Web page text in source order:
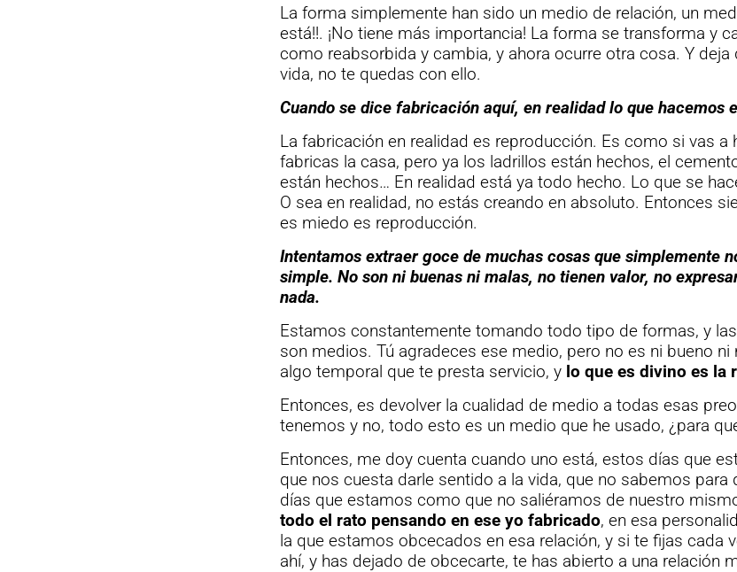
La forma simplemente han sido un medio de relación, un
está!!. ¡No tiene más importancia! La forma se transforma y
como reabsorbida y cambia, y ahora ocurre otra cosa. Y deja
vida, no te quedas con ello.
Cuando se dice fabricación aquí, en realidad lo que hacemos
La fabricación en realidad es reproducción. Es como si vas a
fabricas la casa, pero ya los ladrillos están hechos, el
están hechos… En realidad está ya todo hecho. Lo que se
O sea en realidad, no estás creando en absoluto. Entonces
es miedo es reproducción.
Intentamos extraer goce de muchas cosas que simplemente
simple. No son ni buenas ni malas, no tienen valor, no
nada.
Estamos constantemente tomando todo tipo de formas, y
son medios. Tú agradeces ese medio, pero no es ni bueno ni
algo temporal que te presta servicio, y lo que es divino es la
Entonces, es devolver la cualidad de medio a todas esas
tenemos y no, todo esto es un medio que he usado, ¿para
Entonces, me doy cuenta cuando uno está, estos días que
que nos cuesta darle sentido a la vida, que no sabemos para
días que estamos como que no saliéramos de nuestro
todo el rato pensando en ese yo fabricado, en esa
la que estamos obcecados en esa relación, y si te fijas cada
ahí, y has dejado de obcecarte, te has abierto a una relación